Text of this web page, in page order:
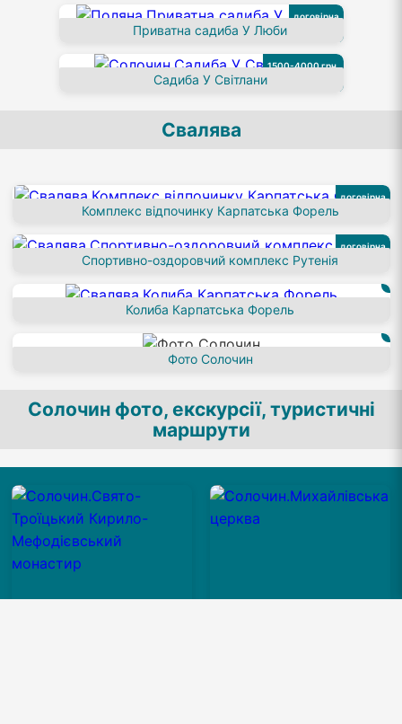
договірна
Приватна садиба У Люби
1500-4000 грн.
Садиба У Світлани
Свалява
договірна
Комплекс відпочинку Карпатська Форель
договірна
Спортивно-оздоровчий комплекс Рутенія
Колиба Карпатська Форель
Фото Cолочин
Cолочин фото, екскурсії, туристичні
маршрути